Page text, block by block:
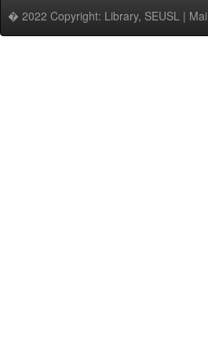
� 2022 Copyright: Library, SEUSL |